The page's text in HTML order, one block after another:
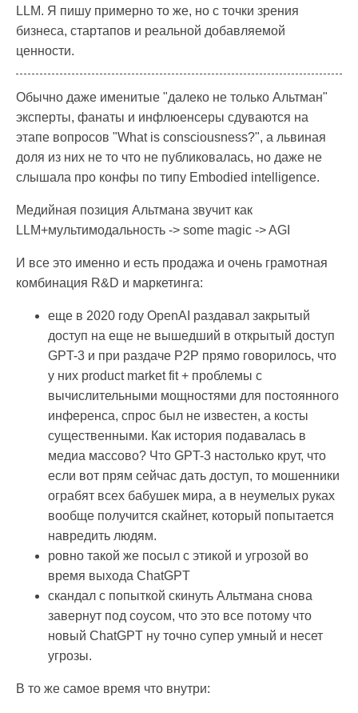
LLM. Я пишу примерно то же, но с точки зрения
бизнеса, стартапов и реальной добавляемой
ценности.
Обычно даже именитые "далеко не только Альтман"
эксперты, фанаты и инфлюенсеры сдуваются на
этапе вопросов "What is consciousness?", а львиная
доля из них не то что не публиковалась, но даже не
слышала про конфы по типу Embodied intelligence.
Медийная позиция Альтмана звучит как
LLM+мультимодальность -> some magic -> AGI
И все это именно и есть продажа и очень грамотная
комбинация R&D и маркетинга:
еще в 2020 году OpenAI раздавал закрытый
доступ на еще не вышедший в открытый доступ
GPT-3 и при раздаче P2P прямо говорилось, что
у них product market fit + проблемы с
вычислительными мощностями для постоянного
инференса, спрос был не известен, а косты
существенными. Как история подавалась в
медиа массово? Что GPT-3 настолько крут, что
если вот прям сейчас дать доступ, то мошенники
ограбят всех бабушек мира, а в неумелых руках
вообще получится скайнет, который попытается
навредить людям.
ровно такой же посыл с этикой и угрозой во
время выхода ChatGPT
скандал с попыткой скинуть Альтмана снова
завернут под соусом, что это все потому что
новый ChatGPT ну точно супер умный и несет
угрозы.
В то же самое время что внутри: